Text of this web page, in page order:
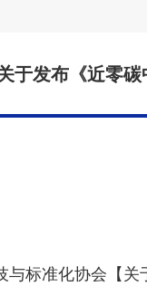
于发布《近零
标准化协会【关